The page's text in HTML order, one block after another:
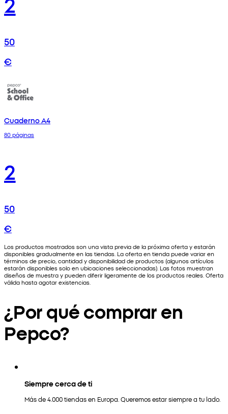
50
€
Cuaderno A4
80 páginas
2
50
€
Los productos mostrados son una vista previa de la próxima oferta y estarán
disponibles gradualmente en las tiendas. La oferta en tienda puede variar en
términos de precio, cantidad y disponibilidad de productos (algunos artículos
estarán disponibles solo en ubicaciones seleccionadas). Las fotos muestran
diseños de muestra y pueden diferir ligeramente de los productos reales. Oferta
válida hasta agotar existencias.
¿Por qué comprar en
Pepco?
Siempre cerca de ti
Más de 4.000 tiendas en Europa. Queremos estar siempre a tu lado.